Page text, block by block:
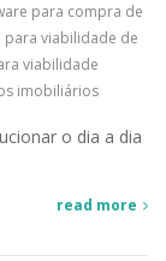
para compra de
para viabilidade de
viabilidade
imobiliários
o dia a dia
read more